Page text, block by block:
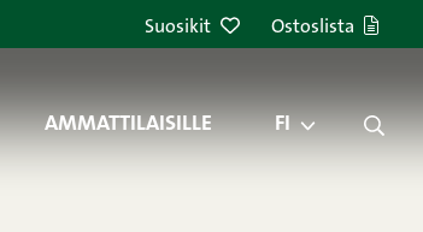
Suosikit Ostoslista
AMMATTILAISILLE FI